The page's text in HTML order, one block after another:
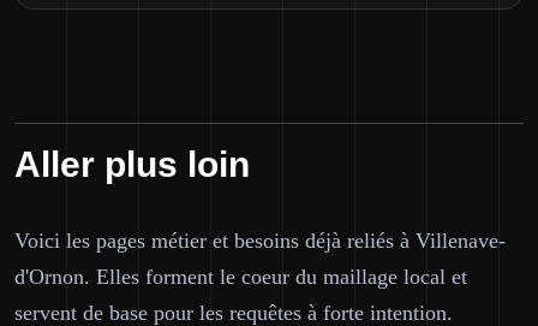
Aller plus loin
Voici les pages métier et besoins déjà reliés à Villenave-
d'Ornon. Elles forment le coeur du maillage local et
servent de base pour les requêtes à forte intention.